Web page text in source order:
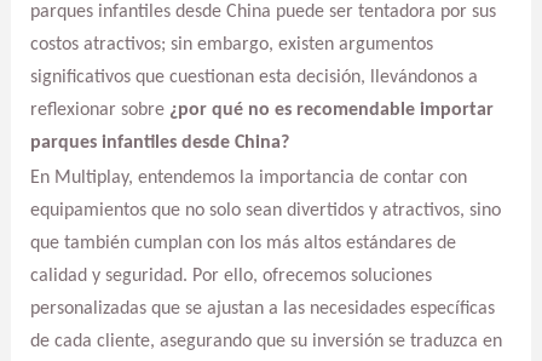
parques infantiles desde China puede ser tentadora por sus
costos atractivos; sin embargo, existen argumentos
significativos que cuestionan esta decisión, llevándonos a
reflexionar sobre ¿por qué no es recomendable importar
parques infantiles desde China?
En Multiplay, entendemos la importancia de contar con
equipamientos que no solo sean divertidos y atractivos, sino
que también cumplan con los más altos estándares de
calidad y seguridad. Por ello, ofrecemos soluciones
personalizadas que se ajustan a las necesidades específicas
de cada cliente, asegurando que su inversión se traduzca en